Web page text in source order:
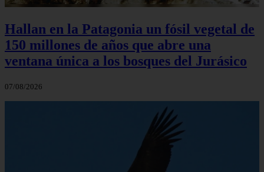
Hallan en la Patagonia un fósil vegetal de
150 millones de años que abre una
ventana única a los bosques del Jurásico
07/08/2026